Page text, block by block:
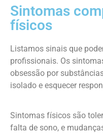
Sintomas
físicos
Listamos sinais que
profissionais. Os
obsessão por
isolado e esquecer
Sintomas físicos são
falta de sono, e